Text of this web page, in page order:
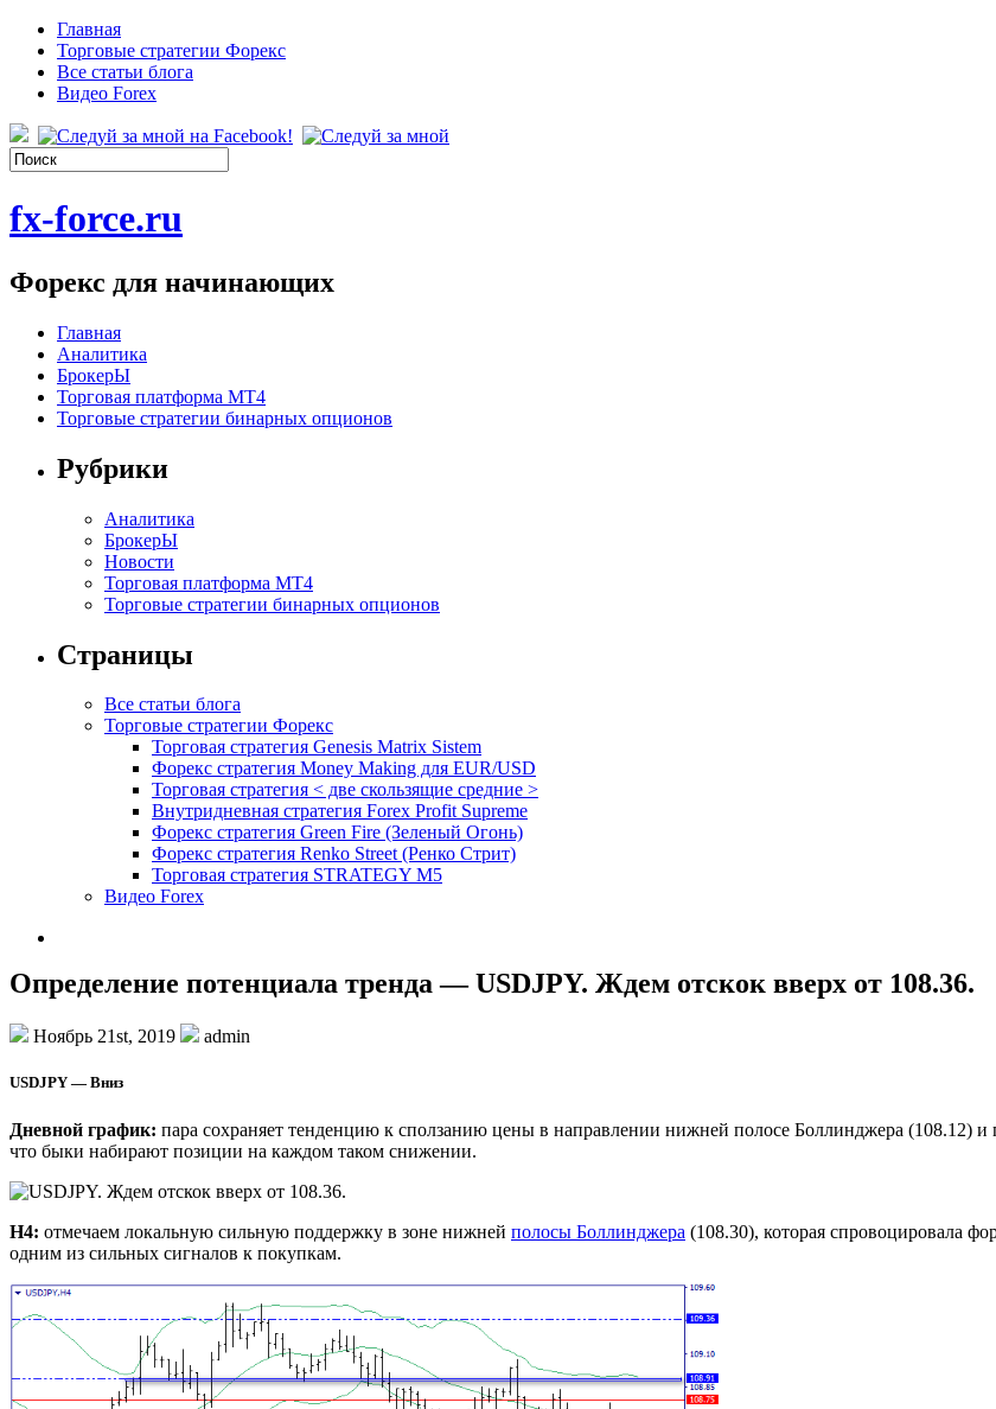
Главная
Торговые стратегии Форекс
Все статьи блога
Видео Forex
fx-force.ru
Форекс для начинающих
Главная
Аналитика
БрокерЫ
Торговая платформа МТ4
Торговые стратегии бинарных опционов
Рубрики
Аналитика
БрокерЫ
Новости
Торговая платформа МТ4
Торговые стратегии бинарных опционов
Страницы
Все статьи блога
Торговые стратегии Форекс
Торговая стратегия Genesis Matrix Sistem
Форекс стратегия Money Making для EUR/USD
Торговая стратегия < две скользящие средние >
Внутридневная стратегия Forex Profit Supreme
Форекс стратегия Green Fire (Зеленый Огонь)
Форекс стратегия Renko Street (Ренко Стрит)
Торговая стратегия STRATEGY M5
Видео Forex
Определение потенциала тренда — USDJPY. Ждем отскок вверх от 108.36.
Ноябрь 21st, 2019 admin
USDJPY — Вниз
Дневной график: пара сохраняет тенденцию к сползанию цены в направлении нижней полосе Боллинджера (108.12)
что быки набирают позиции на каждом таком снижении.
Н4: отмечаем локальную сильную поддержку в зоне нижней полосы Боллинджера (108.30), которая спровоцировала
одним из сильных сигналов к покупкам.